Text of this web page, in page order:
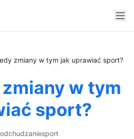
zmiany w tym jak uprawiać sport?
w tym
sport?
odchudzaniesport